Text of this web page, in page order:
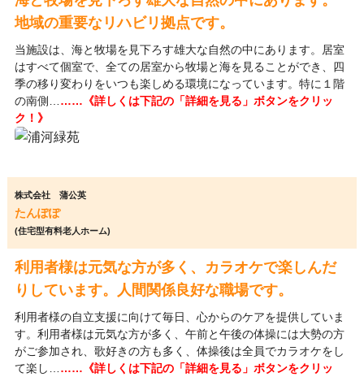
地域の重要なリハビリ拠点です。
当施設は、海と牧場を見下ろす雄大な自然の中にあります。居室
はすべて個室で、全ての居室から牧場と海を見ることができ、四
季の移り変わりをいつも楽しめる環境になっています。特に１階
の南側… ……《詳しくは下記の「詳細を見る」ボタンをクリッ
ク！》
株式会社 蒲公英
たんぽぽ
(住宅型有料老人ホーム)
利用者様は元気な方が多く、カラオケで楽しんだ
りしています。人間関係良好な職場です。
利用者様の自立支援に向けて毎日、心からのケアを提供していま
す。利用者様は元気な方が多く、午前と午後の体操には大勢の方
がご参加され、歌好きの方も多く、体操後は全員でカラオケをし
て楽し… ……《詳しくは下記の「詳細を見る」ボタンをクリッ